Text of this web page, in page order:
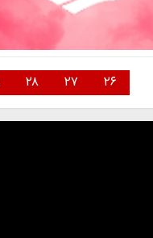
۲۶ ۲۷ ۲۸